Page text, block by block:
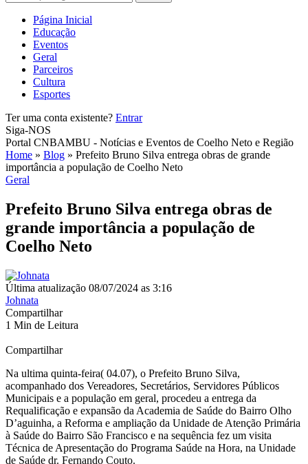
Página Inicial
Educação
Eventos
Geral
Parceiros
Cultura
Esportes
Ter uma conta existente? Entrar
Siga-NOS
Portal CNBAMBU - Notícias e Eventos de Coelho Neto e Região
Home » Blog » Prefeito Bruno Silva entrega obras de grande
importância a população de Coelho Neto
Geral
Prefeito Bruno Silva entrega obras de
grande importância a população de
Coelho Neto
Última atualização 08/07/2024 as 3:16
Johnata
Compartilhar
1 Min de Leitura
Compartilhar
Na ultima quinta-feira( 04.07), o Prefeito Bruno Silva,
acompanhado dos Vereadores, Secretários, Servidores Públicos
Municipais e a população em geral, procedeu a entrega da
Requalificação e expansão da Academia de Saúde do Bairro Olho
D’aguinha, a Reforma e ampliação da Unidade de Atenção Primária
à Saúde do Bairro São Francisco e na sequência fez um visita
Técnica de Apresentação do Programa Saúde na Hora, na Unidade
de Saúde dr. Fernando Couto.